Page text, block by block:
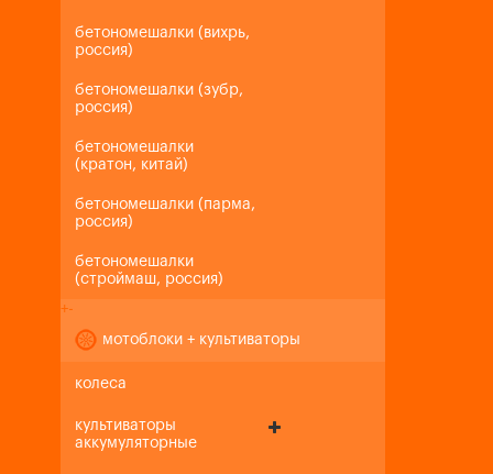
бетономешалки (вихрь,
россия)
бетономешалки (зубр,
россия)
бетономешалки
(кратон, китай)
бетономешалки (парма,
россия)
бетономешалки
(строймаш, россия)
+-
мотоблоки + культиваторы
колеса
культиваторы
аккумуляторные